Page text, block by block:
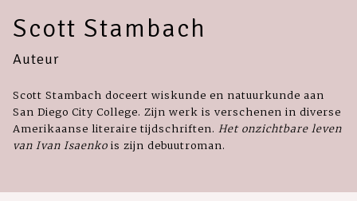
Scott Stambach
Auteur
Scott Stambach doceert wiskunde en natuurkunde aan
San Diego City College. Zijn werk is verschenen in diverse
Amerikaanse literaire tijdschriften. Het onzichtbare leven
van Ivan Isaenko is zijn debuutroman.